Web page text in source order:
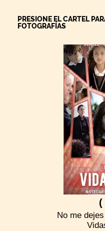
PRESIONE EL CARTEL
FOTOGRAFÍAS
(
No me